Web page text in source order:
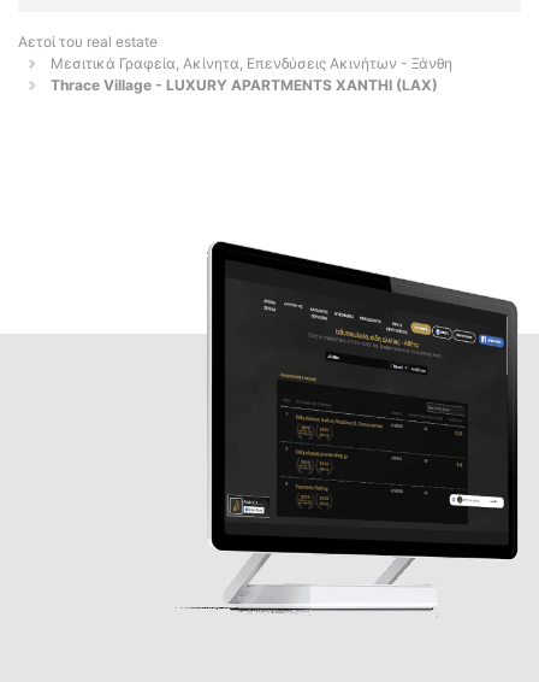
Αετοί του real estate
Μεσιτικά Γραφεία, Ακίνητα, Επενδύσεις Ακινήτων - Ξάνθη
Thrace Village - LUXURY APARTMENTS XANTHI (LAX)